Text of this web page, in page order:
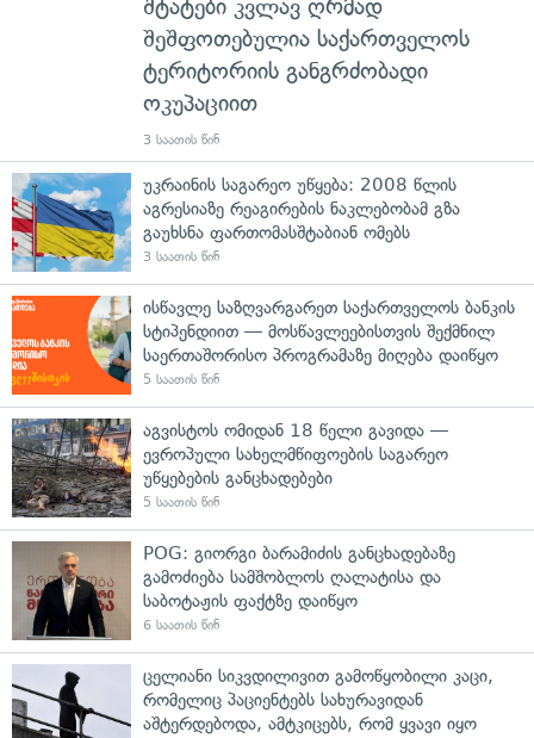
შტატები კვლავ ღრმად
შეშფოთებულია საქართველოს
ტერიტორიის განგრძობადი
ოკუპაციით
3 საათის წინ
უკრაინის საგარეო უწყება: 2008 წლის
აგრესიაზე რეაგირების ნაკლებობამ გზა
გაუხსნა ფართომასშტაბიან ომებს
3 საათის წინ
ისწავლე საზღვარგარეთ საქართველოს ბანკის
სტიპენდიით — მოსწავლეებისთვის შექმნილ
საერთაშორისო პროგრამაზე მიღება დაიწყო
5 საათის წინ
აგვისტოს ომიდან 18 წელი გავიდა —
ევროპული სახელმწიფოების საგარეო
უწყებების განცხადებები
5 საათის წინ
POG: გიორგი ბარამიძის განცხადებაზე
გამოძიება სამშობლოს ღალატისა და
საბოტაჟის ფაქტზე დაიწყო
6 საათის წინ
ცელიანი სიკვდილივით გამოწყობილი კაცი,
რომელიც პაციენტებს სახურავიდან
აშტერდებოდა, ამტკიცებს, რომ ყვავი იყო